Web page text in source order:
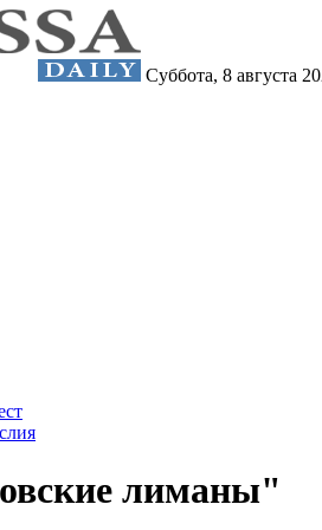
Суббота, 8 августа
лиманы"